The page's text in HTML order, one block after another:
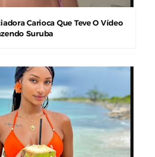
Carioca Que Teve O Vídeo
Suruba